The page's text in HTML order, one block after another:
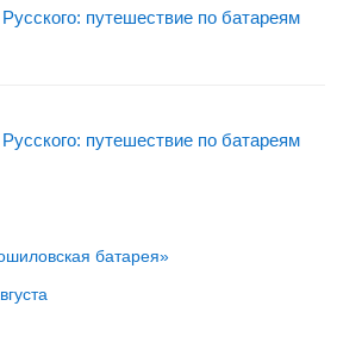
путешествие по батареям
путешествие по батареям
батарея»